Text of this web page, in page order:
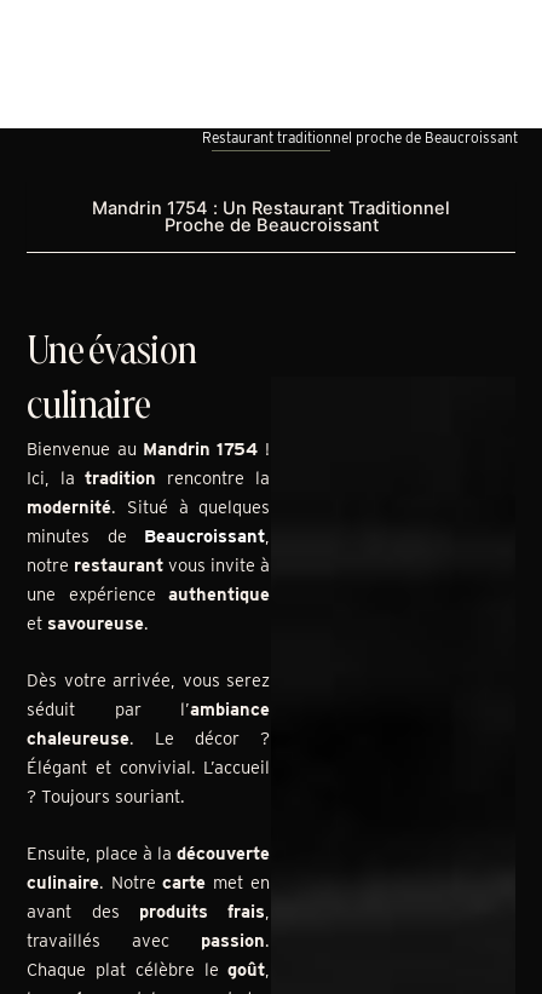
Restaurant traditionnel proche de Beaucroissant
Mandrin 1754 : Un Restaurant Traditionnel
Proche de Beaucroissant
Une évasion
culinaire
Bienvenue au Mandrin 1754 !
Ici, latradition rencontre la
modernité. Situé à quelques
minutes de Beaucroissant
notre restaurant vous invite à
une expérienceauthentique
et savoureuse.
Dès votre arrivée, vous serez
séduit par l’ambiance
chaleureuse. Le décor ?
Élégant et convivial. L’accueil
? Toujours souriant.
Ensuite, place à ladécouverte
culinaire. Notrecarte met en
avant des produits frais,
travaillés avec passion.
Chaque plat célèbre legoût,